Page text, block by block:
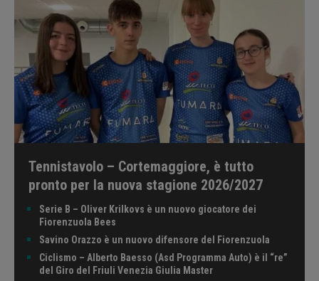
Tennistavolo – Cortemaggiore, è tutto
pronto per la nuova stagione 2026/2027
Serie B – Oliver Krilkovs è un nuovo giocatore dei
Fiorenzuola Bees
Savino Orazzo è un nuovo difensore del Fiorenzuola
Ciclismo – Alberto Baesso (Asd Programma Auto) è il “re”
del Giro del Friuli Venezia Giulia Master